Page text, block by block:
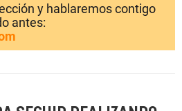
y hablaremos contigo
antes: